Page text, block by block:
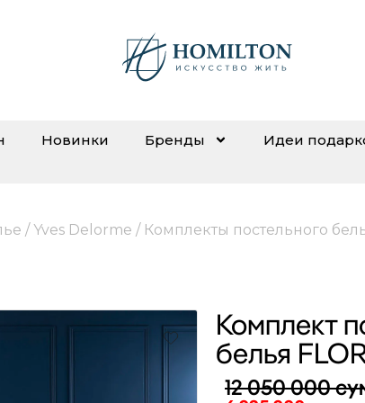
Новинки Бренды Идеи
/ Yves Delorme / Комплекты постельного
Комплект
белья
12 050 000